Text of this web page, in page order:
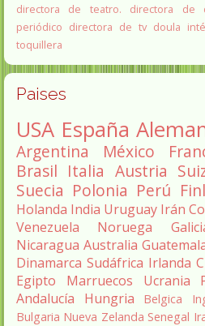
directora de teatro.
directora de
periódico directora de tv doula
toquillera
Paises
USA España
Argentina México
Brasil Italia Austria
Suecia Polonia Perú
Holanda India Uruguay Irán
Venezuela
Noruega
Nicaragua Australia
Dinamarca Sudáfrica Irlanda
Egipto
Marruecos Ucrania
Andalucía
Hungria Belgica
Bulgaria Nueva Zelanda Senegal